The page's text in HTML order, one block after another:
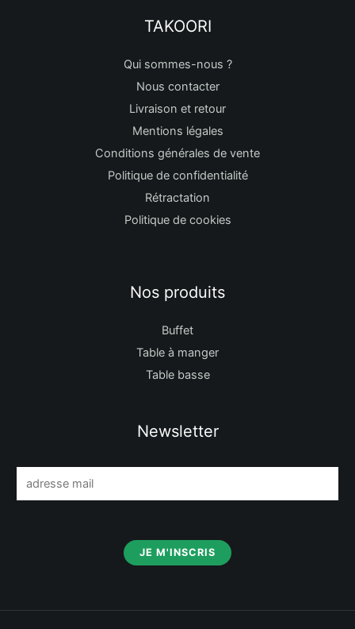
TAKOORI
Qui sommes-nous ?
Nous contacter
Livraison et retour
Mentions légales
Conditions générales de vente
Politique de confidentialité
Rétractation
Politique de cookies
Nos produits
Buffet
Table à manger
Table basse
Newsletter
m
JE M'INSCRIS